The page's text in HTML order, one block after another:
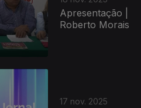
Apresentação |
Roberto Morais
17 nov. 2025